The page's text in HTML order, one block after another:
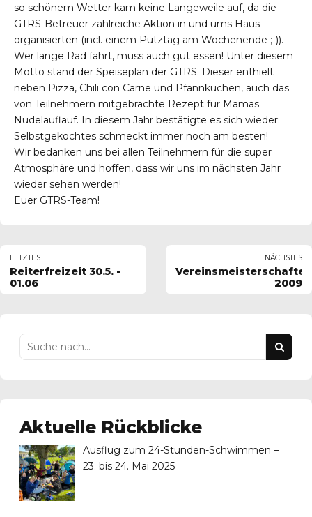
so schönem Wetter kam keine Langeweile auf, da die
GTRS-Betreuer zahlreiche Aktion in und ums Haus
organisierten (incl. einem Putztag am Wochenende ;-)).
Wer lange Rad fährt, muss auch gut essen! Unter diesem
Motto stand der Speiseplan der GTRS. Dieser enthielt
neben Pizza, Chili con Carne und Pfannkuchen, auch das
von Teilnehmern mitgebrachte Rezept für Mamas
Nudelauflauf. In diesem Jahr bestätigte es sich wieder:
Selbstgekochtes schmeckt immer noch am besten!
Wir bedanken uns bei allen Teilnehmern für die super
Atmosphäre und hoffen, dass wir uns im nächsten Jahr
wieder sehen werden!
Euer GTRS-Team!
LETZTES
Reiterfreizeit 30.5. -
01.06
NÄCHSTES
Vereinsmeisterschaften
2009
Aktuelle Rückblicke
Ausflug zum 24-Stunden-Schwimmen –
23. bis 24. Mai 2025